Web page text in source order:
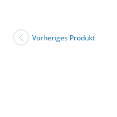
Vorheriges Produkt